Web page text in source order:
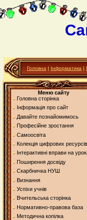
Головна | Інформатика |
Меню сайту
Головна сторінка
Інформація про сайт
Давайте познайомимось
Професійне зростання
Самоосвіта
Колекція цифрових ресурсів
Інтерактивні вправи на
Поширення досвіду
Скарбничка НУШ
Визнання
Успіхи учнів
Вчительська сторінка
Нормативно-правова база
Методична копілка